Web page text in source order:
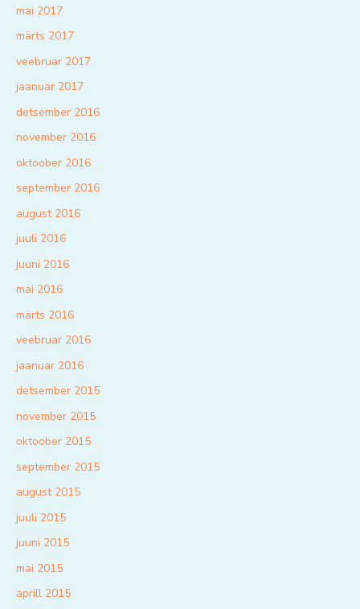
mai 2017
märts 2017
veebruar 2017
jaanuar 2017
detsember 2016
november 2016
oktoober 2016
september 2016
august 2016
juuli 2016
juuni 2016
mai 2016
märts 2016
veebruar 2016
jaanuar 2016
detsember 2015
november 2015
oktoober 2015
september 2015
august 2015
juuli 2015
juuni 2015
mai 2015
aprill 2015